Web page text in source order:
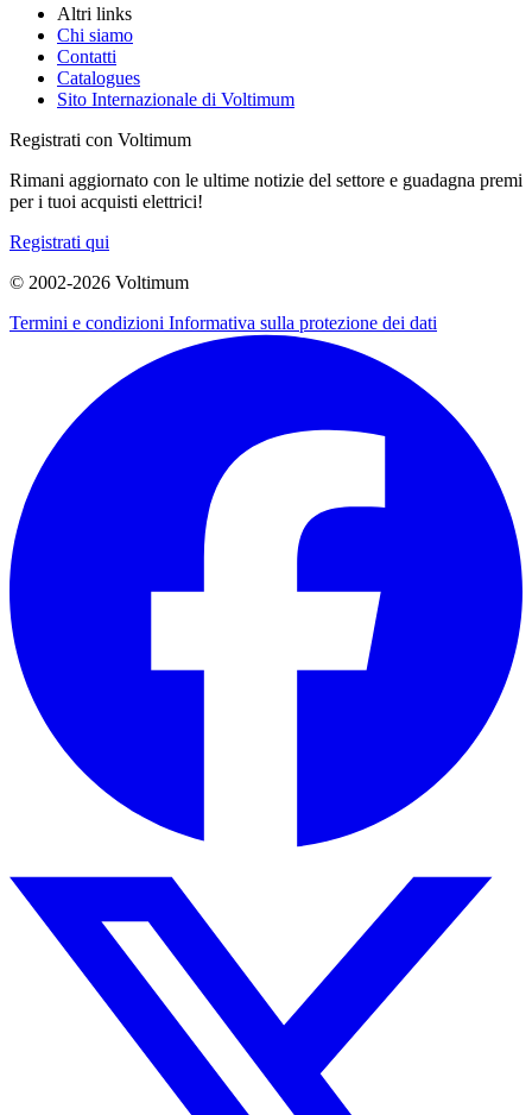
Altri links
Chi siamo
Contatti
Catalogues
Sito Internazionale di Voltimum
Registrati con Voltimum
Rimani aggiornato con le ultime notizie del settore e guadagna premi
per i tuoi acquisti elettrici!
Registrati qui
© 2002-2026 Voltimum
Termini e condizioni Informativa sulla protezione dei dati